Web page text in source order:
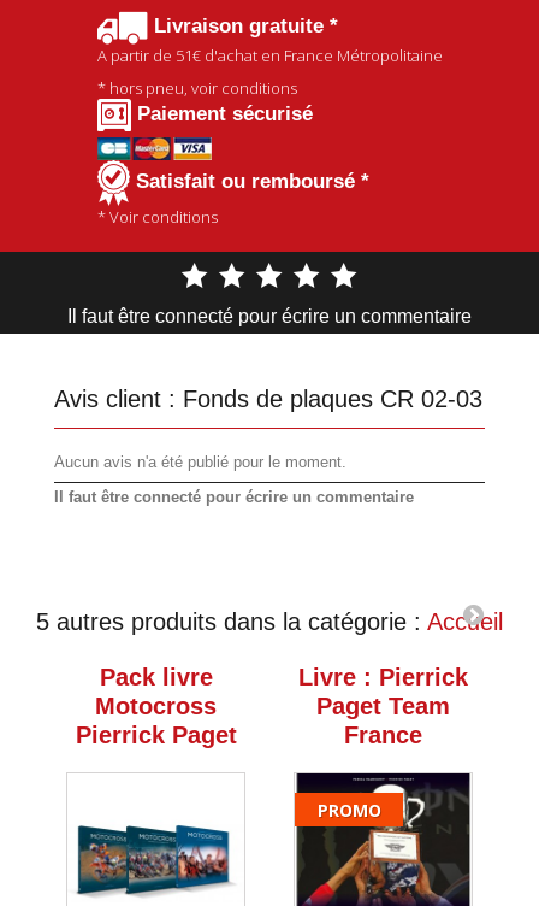
Livraison gratuite *
A partir de 51€d'achat en France Métropolitaine
* hors pneu, voir conditions
Paiement sécurisé
Satisfait ou remboursé *
* Voir conditions
Il faut être connecté pour écrire un commentaire
Avis client : Fonds de plaques CR 02-03
Aucun avis n'a été publié pour le moment.
Il faut être connecté pour écrire un commentaire
5 autres produits dans la catégorie : Accueil
Pack livre
Motocross
Pierrick Paget
Livre : Pierrick
Paget Team
France
PROMO